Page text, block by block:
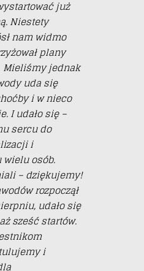
już
Niestety
nam widmo
plany
Mieliśmy jednak
uda się
i w nieco
I udało się –
sercu do
i
wielu osób.
– dziękujemy!
rozpoczął
udało się
sześć startów.
i